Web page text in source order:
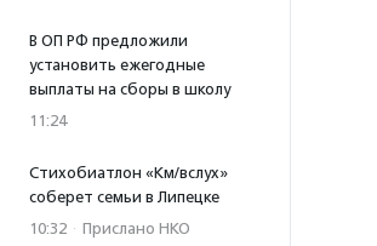
В ОП РФ предложили
установить ежегодные
выплаты на сборы в школу
11:24
Стихобиатлон «Км/вслух»
соберет семьи в Липецке
10:32 · Прислано НКО